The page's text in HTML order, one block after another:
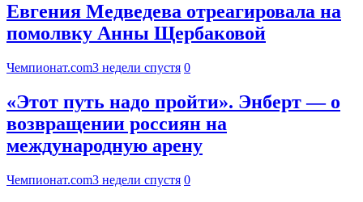
Евгения Медведева отреагировала на
помолвку Анны Щербаковой
Чемпионат.com3 недели спустя 0
«Этот путь надо пройти». Энберт — о
возвращении россиян на
международную арену
Чемпионат.com3 недели спустя 0